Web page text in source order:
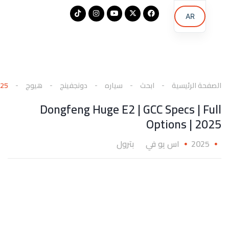
الصفحة الرئيسية ابحث سياره دونجفينج هيوج
Dongfeng Huge E2 | GCC Specs | Full
Options | 2025
2025 اس يو في بترول
AR
EN